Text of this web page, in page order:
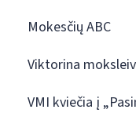
Mokesčių ABC
Viktorina
VMI kviečia į